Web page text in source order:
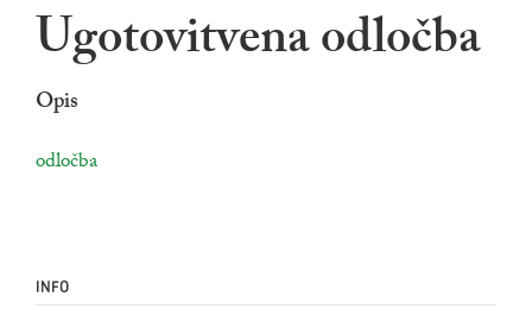
Ugotovitvena odločba
Opis
povezava na dokument
odločba
INFO